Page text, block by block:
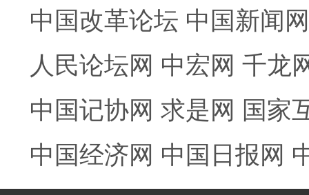
中国改革论坛 中国新闻网
人民论坛网 中宏网 千龙
中国记协网 求是网 国家
中国经济网 中国日报网